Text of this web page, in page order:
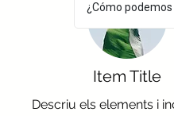
Item Title
Descriu els elements i
¿Cómo